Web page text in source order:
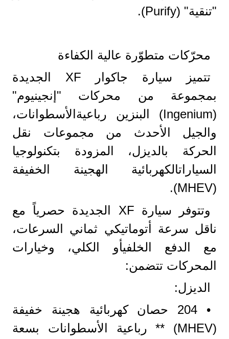
"تنقية" (Purify).
محرّكات متطوّرة عالية الكفاءة
تتميز سيارة جاكوار XF الجديدة
بمجموعة من محركات "إنجينيوم"
(Ingenium) البنزين رباعيةالأسطوانات،
والجيل الأحدث من مجموعات نقل
الحركة بالديزل، المزودة بتكنولوجيا
السياراتالكهربائية الهجينة الخفيفة
(MHEV).
وتتوفر سيارة XF الجديدة حصرياً مع
ناقل سرعة أتوماتيكي ثماني السرعات،
مع الدفع الخلفيأو الكلي، وخيارات
المحركات تتضمن:
الديزل:
• 204 حصان كهربائية هجينة خفيفة
(MHEV) ** رباعية الأسطوانات بسعة